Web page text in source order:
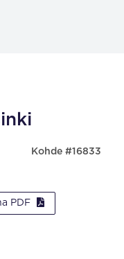
Kohde #16833
PDF